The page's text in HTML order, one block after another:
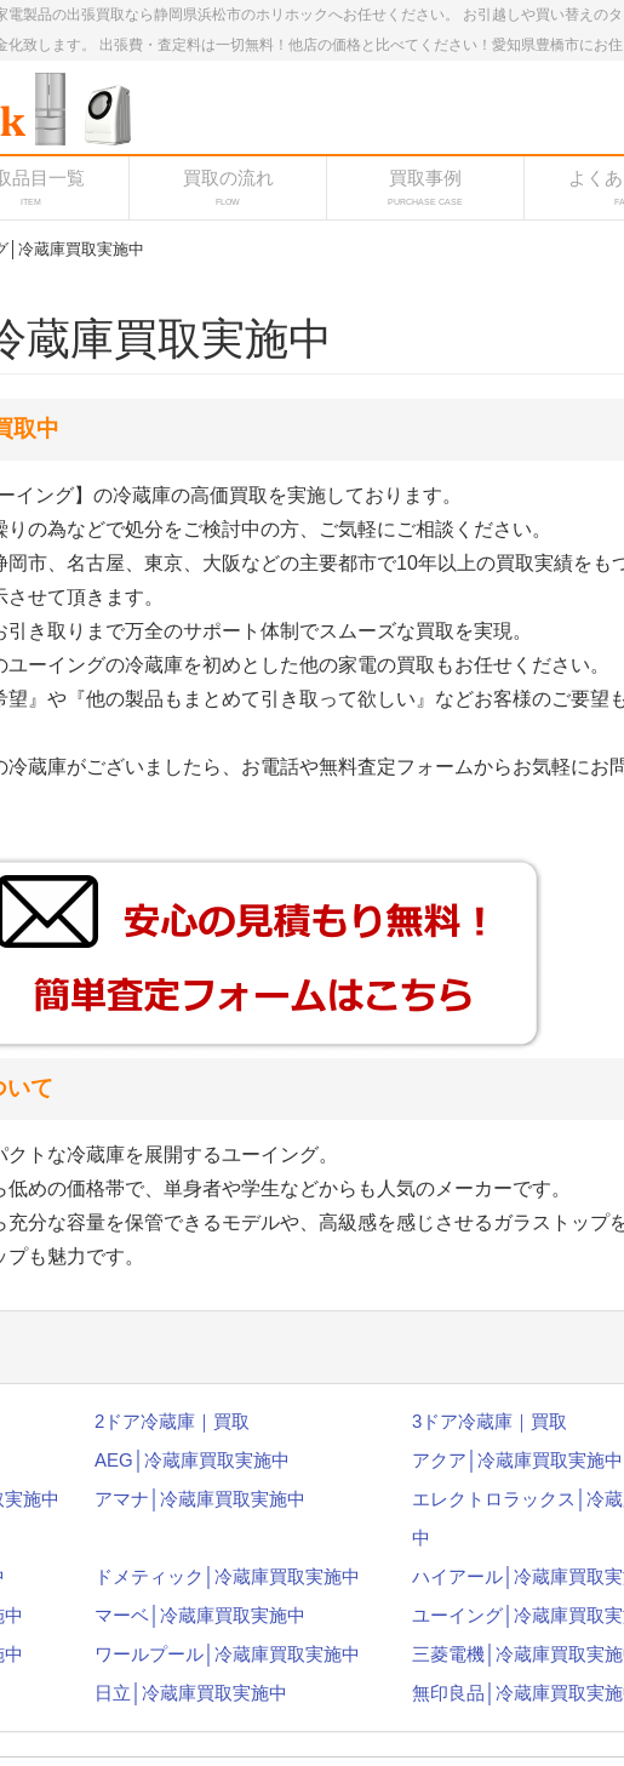
製品の出張買取なら静岡県浜松市のホリホックへお任せください。 お引越しや買い替えの
致します。 出張費・査定料は一切無料！他店の価格と比べてください！愛知県豊橋市にお
品目一覧
ITEM
買取の流れ
FLOW
買取事例
PURCHASE CASE
よく
│冷蔵庫買取実施中
蔵庫買取実施中
取中
イング】の冷蔵庫の高価買取を実施しております。
の為などで処分をご検討中の方、ご気軽にご相談ください。
市、名古屋、東京、大阪などの主要都市で10年以上の買取実績をも
せて頂きます。
き取りまで万全のサポート体制でスムーズな買取を実現。
ーイングの冷蔵庫を初めとした他の家電の買取もお任せください。
望』や『他の製品もまとめて引き取って欲しい』などお客様のご要望
蔵庫がございましたら、お電話や無料査定フォームからお気軽にお
いて
トな冷蔵庫を展開するユーイング。
めの価格帯で、単身者や学生などからも人気のメーカーです。
充分な容量を保管できるモデルや、高級感を感じさせるガラストップ
も魅力です。
2ドア冷蔵庫｜買取
3ドア冷蔵庫｜買取
AEG│冷蔵庫買取実施中
アクア│冷蔵庫買取実施中
施中
アマナ│冷蔵庫買取実施中
エレクトロラックス│冷
中
ドメティック│冷蔵庫買取実施中
ハイアール│冷蔵庫買取
マーベ│冷蔵庫買取実施中
ユーイング│冷蔵庫買取
ワールプール│冷蔵庫買取実施中
三菱電機│冷蔵庫買取実施
日立│冷蔵庫買取実施中 無印良品│冷蔵庫買取実施